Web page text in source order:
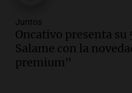
Audio.
relaciones
meses de ruptura
Panorama Federal
Juntos
Oncativo presenta su
Salame con la
premium"